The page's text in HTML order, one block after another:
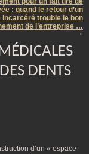
: quand le retour d’un
incarcéré trouble le bon
de l’entreprise …
»
DENTS
d’un « espace